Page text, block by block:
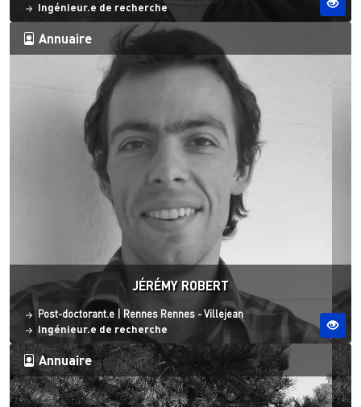
Ingénieur.e de recherche
Annuaire
JÉRÉMY ROBERT
Statut
Post-doctorant.e |Site ESO
Rennes Rennes - Villejean
Ingénieur.e de recherche
Annuaire